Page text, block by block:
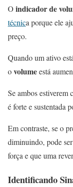
O indicador de
técnica porque ele
preço.
Quando um ativo
ovolumeestá
Se ambos estiverem
é forte e sustentada
Em contraste, se o
diminuindo, pode
força e que uma
Identificando